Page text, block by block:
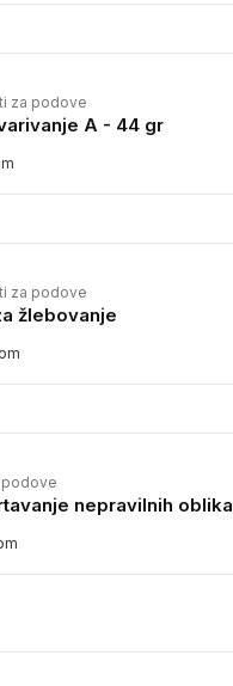
za podove
A - 44 gr
za podove
žlebovanje
podove
nepravilnih oblika